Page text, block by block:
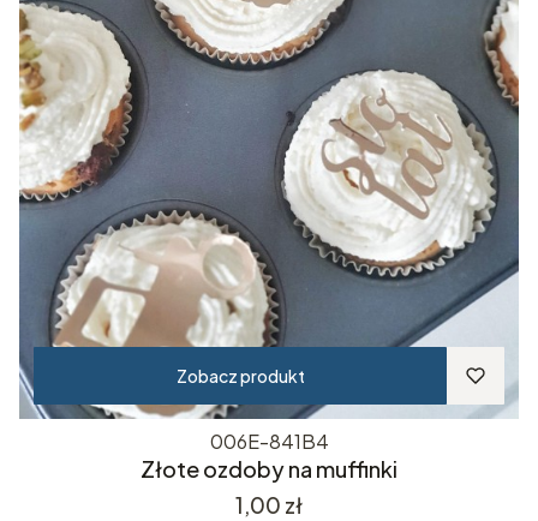
Zobacz produkt
006E-841B4
Złote ozdoby na muffinki
Cena
1,00 zł